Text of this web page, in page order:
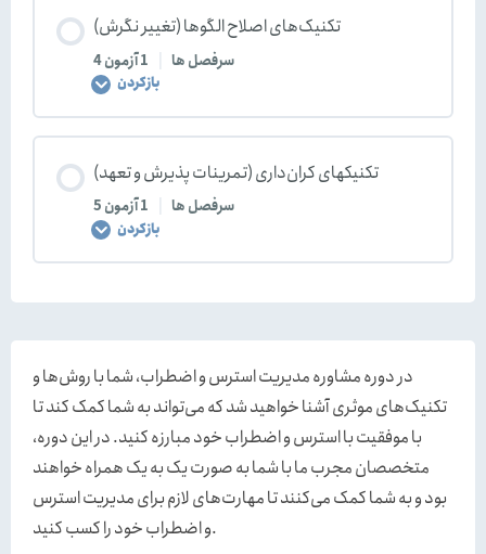
سوالات ماساژ
الگوریتم زمانبان (مدیریت زمان)
راهنمای نحوه تعیین اولویت‌ها (مرحله دوم زمانبان)
نکات قابل توجه در اولویت‌بندی
سوالات مدیریت زمان
تکمیل 0% 0/5 مرحله
Introduction
تصویرسازی فریم (تصویرسازی با چشم بسته)
آشنایی با تکنیک‌های دوم و سوم تصویرسازی
تصویرسازی موضوعی
تصویرسازی هدفمند (ویژه نورجویان ممتاز)
سوالات تکنیک‌های تصویرسازی
تکنیک‌های اصلاح الگوها (تغییر نگرش)
4 سر‌فصل ها 1 آزمون
بازکردن
تکمیل 0% 0/4 مرحله
Introduction
تمرکز بر اتفاقات مثبت
تمرین گوی مهر (نظر بر گوی و ارزیابی مثبت)
تمرین تغییر زبان داخلی
تکنیکهای کران‌داری (تمرینات پذیرش و تعهد)
5 سر‌فصل ها 1 آزمون
بازکردن
محتوای درس
Introduction
پذیرش شرایط حاضر
در دوره مشاوره مدیریت استرس و اضطراب، شما با روش‌ها و
تکنیک‌های موثری آشنا خواهید شد که می‌تواند به شما کمک کند تا
با موفقیت با استرس و اضطراب خود مبارزه کنید. در این دوره،
متخصصان مجرب ما با شما به صورت یک به یک همراه خواهند
بود و به شما کمک می‌کنند تا مهارت‌های لازم برای مدیریت استرس
و اضطراب خود را کسب کنید.